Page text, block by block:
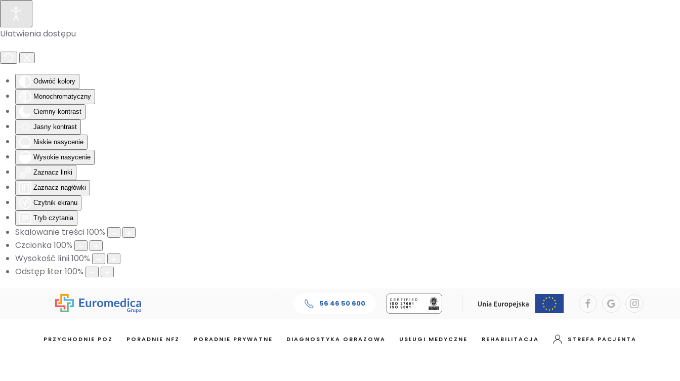
Ułatwienia dostępu
Odwróć kolory
Monochromatyczny
Ciemny kontrast
Jasny kontrast
Niskie nasycenie
Wysokie nasycenie
Zaznacz linki
Zaznacz nagłówki
Czytnik ekranu
Tryb czytania
Skalowanie treści 100%
Czcionka 100%
Wysokość linii 100%
Odstęp liter100%
Skip to main content
56 46 50 600
PRZYCHODNIE POZ PORADNIE NFZ PORADNIE PRYWATNE DIAGNOSTYKA OBRAZOWA USŁUGI MEDYCZNE REHABILITACJA STREFA PACJENTA